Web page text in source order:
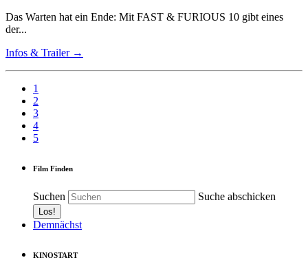
Das Warten hat ein Ende: Mit FAST & FURIOUS 10 gibt eines
der...
Infos & Trailer →
1
2
3
4
5
Film Finden
Suchen Suche abschicken
Demnächst
KINOSTART